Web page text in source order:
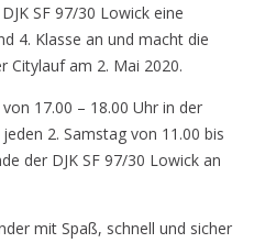
SF 97/30 Lowick eine
4. Klasse an und macht die
Citylauf am 2. Mai 2020.
17.00 – 18.00 Uhr in der
2. Samstag von 11.00 bis
der DJK SF 97/30 Lowick an
mit Spaß, schnell und sicher